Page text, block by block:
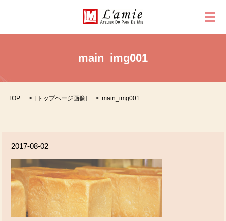
メ
main_img001
TOP [トップページ画像] main_img001
2017-08-02